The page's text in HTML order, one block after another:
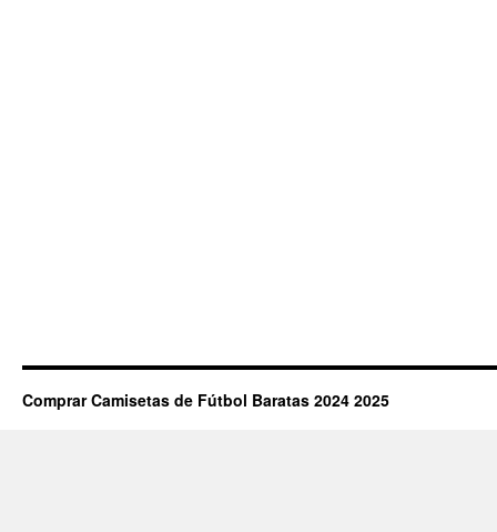
Comprar Camisetas de Fútbol Baratas 2024 2025